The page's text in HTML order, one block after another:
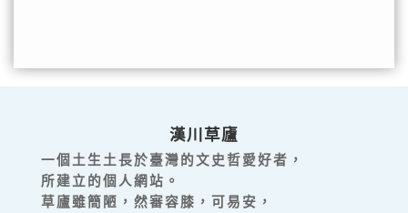
漢川草廬
一個土生土長於臺灣的文史哲愛好者，
所建立的個人網站。
草廬雖簡陋，然審容膝，可易安，